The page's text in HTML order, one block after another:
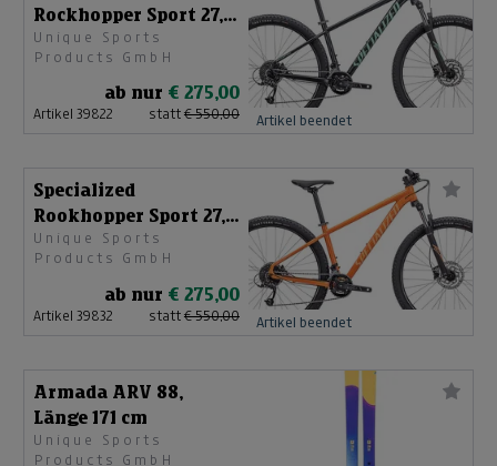
Rockhopper Sport 27,5
91522-6403
Unique Sports
Products GmbH
ab nur € 275,00
Artikel 39822 statt € 550,00 Artikel beendet
Specialized
Rookhopper Sport 27,5
S 91522-6202
Unique Sports
Products GmbH
ab nur € 275,00
Artikel 39832 statt € 550,00 Artikel beendet
Armada ARV 88,
Länge 171 cm
Unique Sports
Products GmbH